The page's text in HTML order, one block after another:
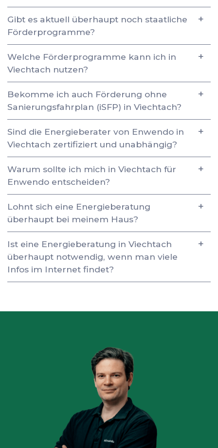
Gibt es aktuell überhaupt noch staatliche
Förderprogramme?
Welche Förderprogramme kann ich in
Viechtach nutzen?
Bekomme ich auch Förderung ohne
Sanierungsfahrplan (iSFP) in Viechtach?
Sind die Energieberater von Enwendo in
Viechtach zertifiziert und unabhängig?
Warum sollte ich mich in Viechtach für
Enwendo entscheiden?
Lohnt sich eine Energieberatung
überhaupt bei meinem Haus?
Ist eine Energieberatung in Viechtach
überhaupt notwendig, wenn man viele
Infos im Internet findet?